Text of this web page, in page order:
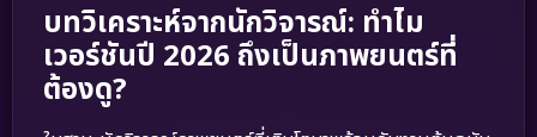
บทวิเคราะห์จากนักวิจารณ์: ทำไม
เวอร์ชันปี 2026 ถึงเป็นภาพยนตร์ที่
ต้องดู?